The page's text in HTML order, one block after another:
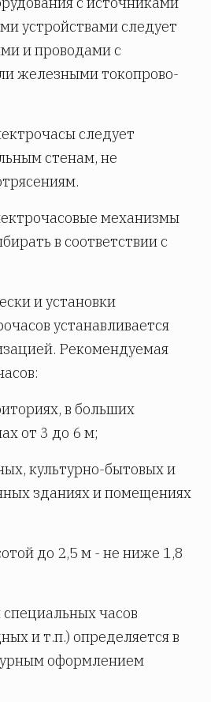
устройствами следует
и проводами с
железными токопро­во­
следует
стенам, не
механизмы
в соответствии с
и установки
устанавливается
Рекомендуемая
в больших
от 3 до 6 м;
культурно-бытовых и
зданиях и помещениях
до 2,5 м - не ниже 1,8
часов
и т.п.) определяется в
оформлением